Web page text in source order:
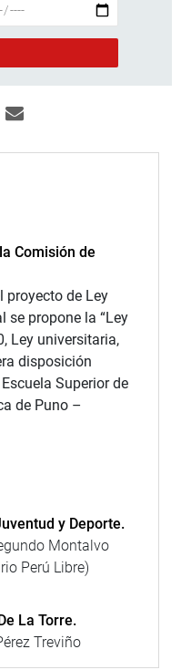
Comisión de
proyecto de Ley
se propone la “Ley
Ley universitaria,
disposición
Superior de
de Puno –
y Deporte.
Montalvo
Perú Libre)
La Torre.
Treviño